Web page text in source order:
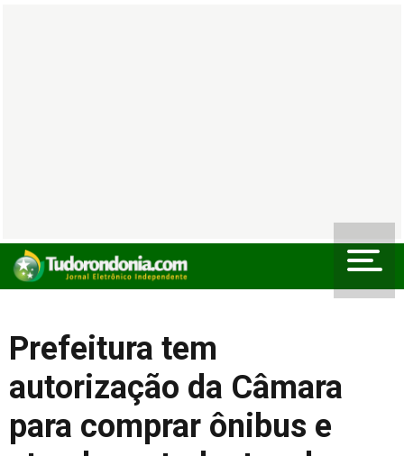
Prefeitura tem
autorização da Câmara
para comprar ônibus e